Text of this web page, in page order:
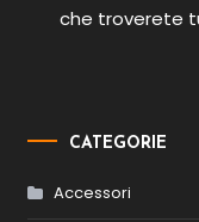
che troverete
CATEGORIE
Accessori